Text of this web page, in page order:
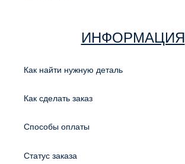
ИНФОРМАЦИЯ
Как найти нужную деталь
Как сделать заказ
Способы оплаты
Статус заказа